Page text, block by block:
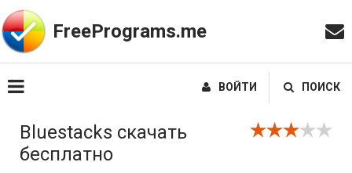
FreePrograms.me
ВОЙТИ ПОИСК
Bluestacks скачать
бесплатно